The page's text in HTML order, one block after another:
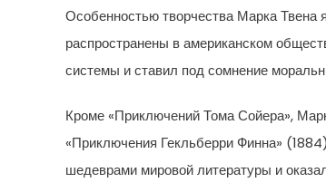
Особенностью творчества Марка Твена
распространены в американском
системы и ставил под сомнение
Кроме «Приключений Тома Сойера»,
«Приключения Гекльберри Финна»
шедеврами мировой литературы и